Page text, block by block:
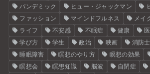
パンデミック
ヒュー・ジャックマン
ファッション
マインドフルネス メイ
ライフ
不安感 不眠症 健康
学び方
学生 政治 映画 消防士
睡眠障害
瞑想のやり方 瞑想の効果
瞑想会
瞑想知識 脳波 自閉症